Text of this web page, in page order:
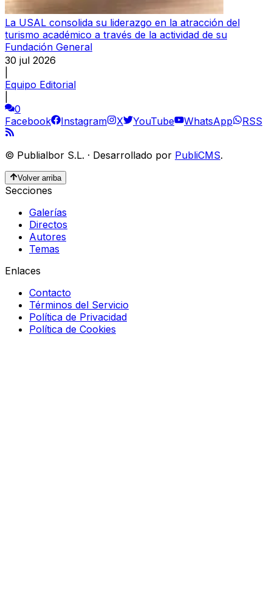
La USAL consolida su liderazgo en la atracción del
turismo académico a través de la actividad de su
Fundación General
30 jul 2026
Equipo Editorial
0
Facebook
Instagram X YouTube WhatsApp RSS
© Publialbor S.L. · Desarrollado por PubliCMS.
Volver arriba
Secciones
Galerías
Directos
Autores
Temas
Enlaces
Contacto
Términos del Servicio
Política de Privacidad
Política de Cookies